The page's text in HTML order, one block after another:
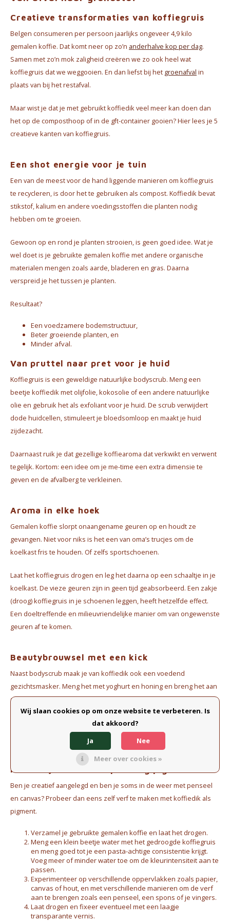
Chocolade, granola en Drankpoeders
Koffie Kàn merch
Boeken
Gin
Ontbijt en Lunch
Happy stuff
Creatieve transformaties van koffiegruis
Belgen consumeren per persoon jaarlijks ongeveer 4,9 kilo
gemalen koffie. Dat komt neer op zo’n anderhalve kop per dag.
Samen met zo’n mok zaligheid creëren we zo ook heel wat
koffiegruis dat we weggooien. En dan liefst bij het groenafval in
plaats van bij het restafval.
Maar wist je dat je met gebruikt koffiedik veel meer kan doen dan
het op de composthoop of in de gft-container gooien? Hier lees je 5
creatieve kanten van koffiegruis.
Een shot energie voor je tuin
Een van de meest voor de hand liggende manieren om koffiegruis
te recycleren, is door het te gebruiken als compost. Koffiedik bevat
stikstof, kalium en andere voedingsstoffen die planten nodig
hebben om te groeien.
Gewoon op en rond je planten strooien, is geen goed idee. Wat je
wel doet is je gebruikte gemalen koffie met andere organische
materialen mengen zoals aarde, bladeren en gras. Daarna
verspreid je het tussen je planten.
Resultaat?
Een voedzamere bodemstructuur,
Beter groeiende planten, en
Minder afval.
Van pruttel naar pret voor je huid
Koffiegruis is een geweldige natuurlijke bodyscrub. Meng een
beetje koffiedik met olijfolie, kokosolie of een andere natuurlijke
olie en gebruik het als exfoliant voor je huid. De scrub verwijdert
dode huidcellen, stimuleert je bloedsomloop en maakt je huid
zijdezacht.
Daarnaast ruik je dat gezellige koffiearoma dat verkwikt en verwent
tegelijk. Kortom: een idee om je me-time een extra dimensie te
geven en de afvalberg te verkleinen.
Aroma in elke hoek
Gemalen koffie slorpt onaangename geuren op en houdt ze
gevangen. Niet voor niks is het een van oma’s trucjes om de
koelkast fris te houden. Of zelfs sportschoenen.
Laat het koffiegruis drogen en leg het daarna op een schaaltje in je
koelkast. De vieze geuren zijn in geen tijd geabsorbeerd. Een zakje
(droog) koffiegruis in je schoenen leggen, heeft hetzelfde effect.
Een doeltreffende en milieuvriendelijke manier om van ongewenste
geuren af te komen.
Beautybrouwsel met een kick
Naast bodyscrub maak je van koffiedik ook een voedend
gezichtsmasker. Meng het met yoghurt en honing en breng het aan
op je gezicht. Laat het een vijftal minuten rusten en spoel het
vervolgens af. Een fijne oppepper voor je gelaat die niet enkel je
huid maar ook je gebruikte gemalen koffie nieuw leven inblaast.
Natuurlijke verf met prachtig pigment
Ben je creatief aangelegd en ben je soms in de weer met penseel
en canvas? Probeer dan eens zelf verf te maken met koffiedik als
pigment.
Verzamel je gebruikte gemalen koffie en laat het drogen.
Meng een klein beetje water met het gedroogde koffiegruis
en meng goed tot je een pasta-achtige consistentie krijgt.
Voeg meer of minder water toe om de kleurintensiteit aan te
passen.
Experimenteer op verschillende oppervlakken zoals papier,
canvas of hout, en met verschillende manieren om de verf
aan te brengen zoals een penseel, een spons of je vingers.
Laat drogen en fixeer eventueel met een laagje
transparante vernis.
Wij slaan cookies op om onze website te verbeteren. Is
dat akkoord?
Ja
Nee
Meer over cookies »